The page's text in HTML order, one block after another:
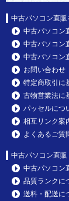
中古パソコン直
中古パソコン
中古パソコン
中古パソコン
お問い合わせ
特定商取引に
古物営業法に
パッセルにつ
相互リンク案
よくあるご質
中古パソコン直販
中古パソコン
品質ランクに
送料・配送に